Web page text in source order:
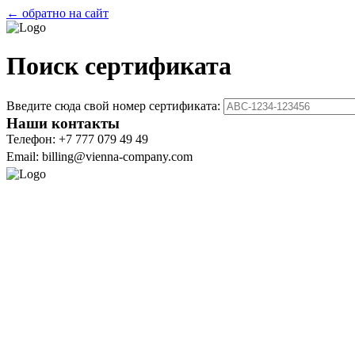
← обратно на сайт
Поиск сертификата
Введите сюда свой номер сертификата:
Наши контакты
Телефон: +7 777 079 49 49
Email: billing@vienna-company.com